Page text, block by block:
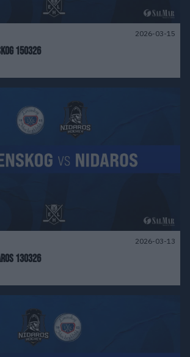
2026-03-15
150326
2026-03-13
130326